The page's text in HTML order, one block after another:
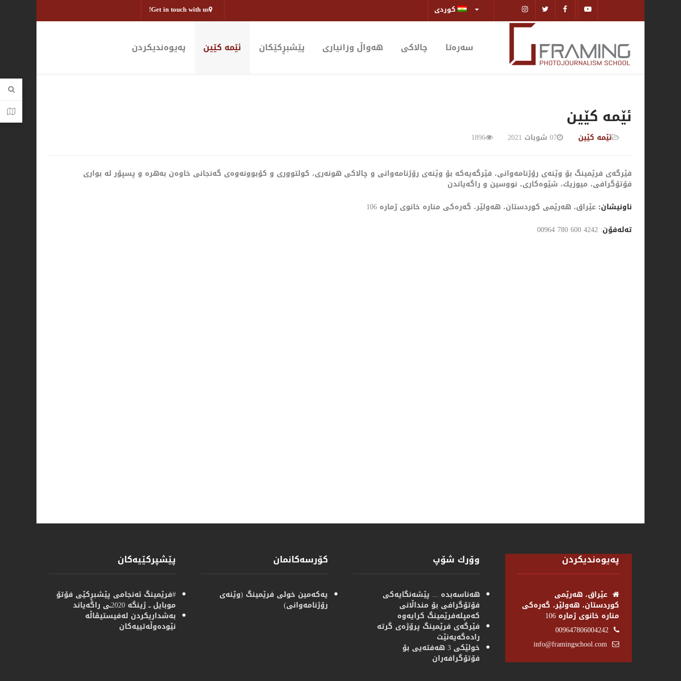
كوردی Get in touch with us!
سەرەتا چالاکی هەواڵ وزانیاری پێشبڕکێکان ئێمە كێین پەیوەندیكردن
ئێمە كێین
ئێمە كێین 07 شوبات 2021 1896
فێرگەی فرێمینگ بۆ وێنەی رۆژنامەوانی، فێرگەیەكە بۆ وێنەی رۆژنامەوانی و چالاكی هونەری، كولتووری و كۆبوونەوەی گەنجانی خاوەن بەهرە و پسپۆر لە بواری
فۆتۆگرافی، میوزیك، شێوەكاری، نووسین و راگەیاندن
ناونیشان: عێراق، هەرێمی كوردستان، هەولێر، گەرەكی منارە خانوی ژمارە 106
00964 780 600 4242 :تەلەفۆن
پەیوەندیكردن
عێراق، هەرێمی
كوردستان، هەولێر، گەرەكی
منارە خانوی ژمارە 106
009647806004242
info@framingschool.com
وۆرك شۆپ
هەناسەبدە ... پێشەنگایەكی
فۆتۆگرافی بۆ منداڵانی
كەمپلەفرێمینگ كرایەوە
فێرگەی فرێمینگ پرۆژەی گرتە
رادەگەیەنێت
خولێكی 3 هەفتەیی بۆ
فۆتۆگرافەران
كۆرسەكانمان
یەكەمین خولی فرێمینگ (وێنەی
رۆژنامەوانی)
پێشپركێیەكان
#فرێمینگ ئەنجامی پێشبڕكێی فۆتۆ
موبایل ــ ژینگە 2020ـی راگەیاند
بەشداریكردن لەفیستیڤاڵە
نێودەوڵەتییەكان